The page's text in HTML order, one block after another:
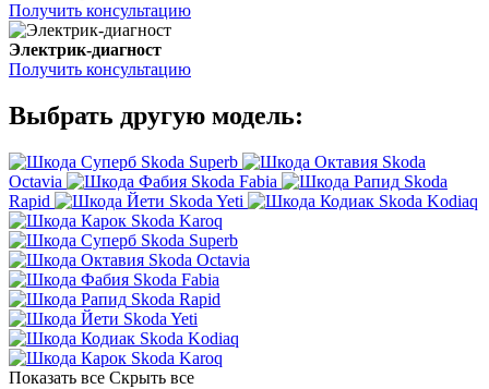
Получить консультацию
Электрик-диагност
Получить консультацию
Выбрать другую модель:
Skoda Superb
Skoda
Octavia
Skoda Fabia
Skoda
Rapid
Skoda Yeti
Skoda Kodiaq
Skoda Karoq
Skoda Superb
Skoda Octavia
Skoda Fabia
Skoda Rapid
Skoda Yeti
Skoda Kodiaq
Skoda Karoq
Показать все Скрыть все